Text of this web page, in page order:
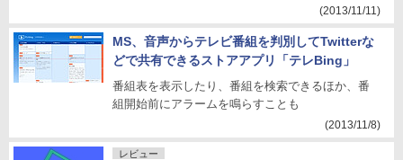
(2013/11/11)
MS、音声からテレビ番組を判別してTwitterな
どで共有できるストアアプリ「テレBing」
番組表を表示したり、番組を検索できるほか、番
組開始前にアラームを鳴らすことも
(2013/11/8)
レビュー